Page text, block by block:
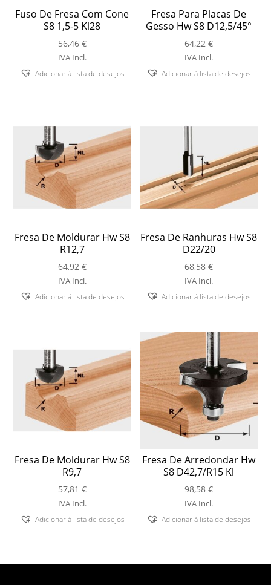
Fuso De Fresa Com Cone
S8 1,5-5 Kl28
56,46 €
IVA Incl.
Adicionar á lista de desejos
Fresa Para Placas De
Gesso Hw S8 D12,5/45°
64,22€
IVA Incl.
Adicionar á lista de desejos
Fresa De Moldurar Hw S8
R12,7
64,92 €
IVA Incl.
Adicionar á lista de desejos
Fresa De Ranhuras Hw S8
D22/20
68,58€
IVA Incl.
Adicionar á lista de desejos
Fresa De Moldurar Hw S8
R9,7
57,81 €
IVA Incl.
Adicionar á lista de desejos
Fresa De Arredondar Hw
S8 D42,7/R15 Kl
98,58€
IVA Incl.
Adicionar á lista de desejos